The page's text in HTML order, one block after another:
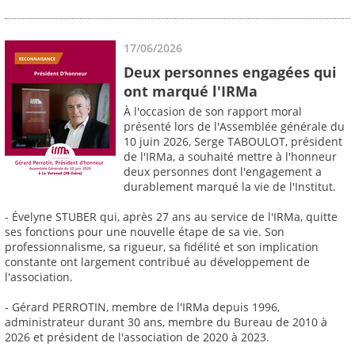
17/06/2026
Deux personnes engagées qui
ont marqué l'IRMa
À l'occasion de son rapport moral
présenté lors de l'Assemblée générale du
10 juin 2026, Serge TABOULOT, président
de l'IRMa, a souhaité mettre à l'honneur
deux personnes dont l'engagement a
durablement marqué la vie de l'Institut.
- Évelyne STUBER qui, après 27 ans au service de l'IRMa, quitte
ses fonctions pour une nouvelle étape de sa vie. Son
professionnalisme, sa rigueur, sa fidélité et son implication
constante ont largement contribué au développement de
l'association.
- Gérard PERROTIN, membre de l'IRMa depuis 1996,
administrateur durant 30 ans, membre du Bureau de 2010 à
2026 et président de l'association de 2020 à 2023.